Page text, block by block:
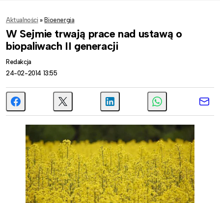
Aktualności » Bioenergia
W Sejmie trwają prace nad ustawą o
biopaliwach II generacji
Redakcja
24-02-2014 13:55